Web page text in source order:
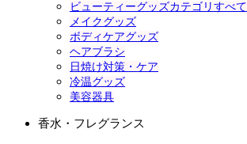
ビューティーグッズカテゴリすべて
メイクグッズ
ボディケアグッズ
ヘアブラシ
日焼け対策・ケア
冷温グッズ
美容器具
香水・フレグランス